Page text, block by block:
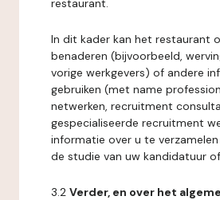
restaurant.
In dit kader kan het restaurant
benaderen (bijvoorbeeld,
vorige werkgevers) of andere
gebruiken (met name
netwerken, recruitment
gespecialiseerde recruitment
informatie over u te
de studie van uw kandidatuur
3.2 Verder, en over het